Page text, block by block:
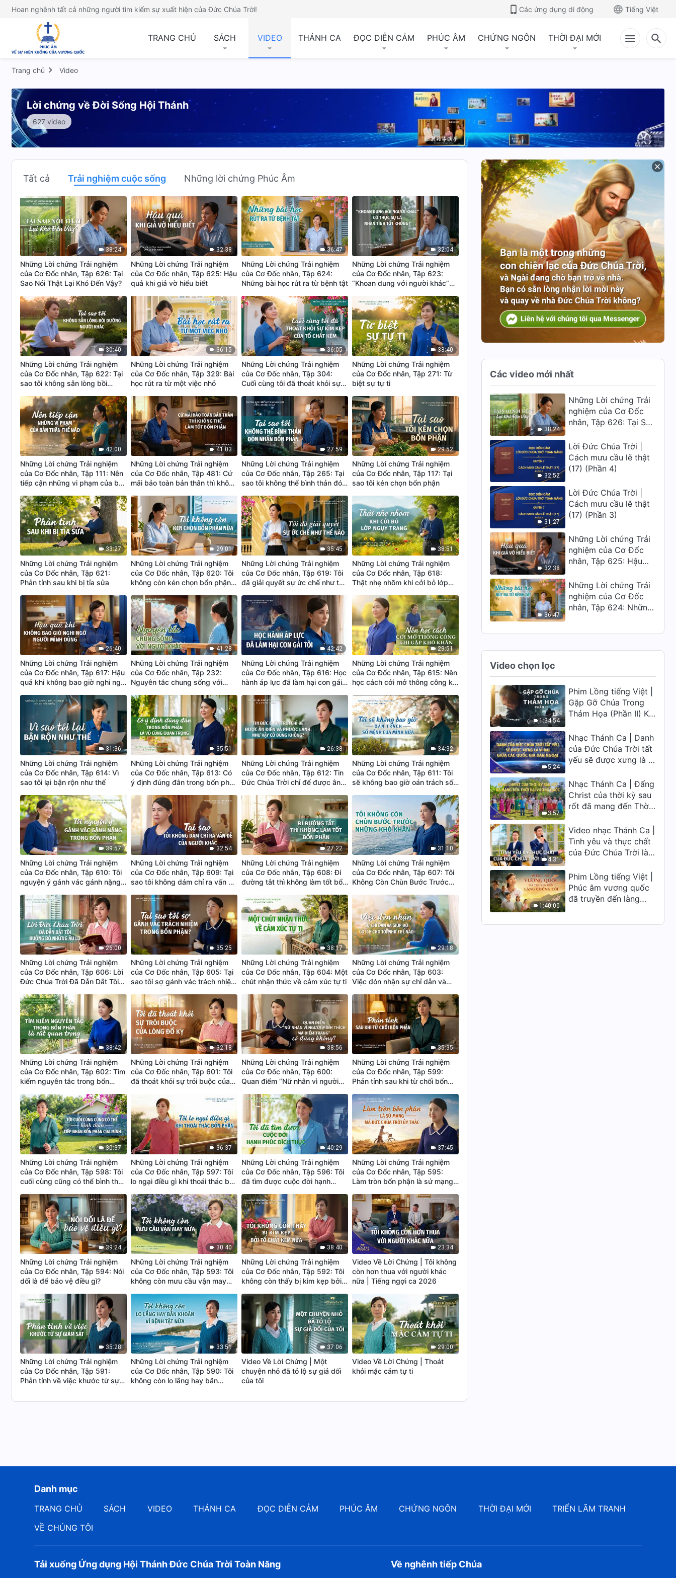
Hoan nghênh tất cả những người tìm kiếm sự xuất hiện của Đức Chúa Trời! Các ứng dụng di động Tiếng Việt
TRANG CHỦ SÁCH VIDEO THÁNH CA ĐỌC DIỄN CẢM PHÚC ÂM CHỨNG NGÔN THỜI ĐẠI MỚI
Trang chủ Video
Lời chứng về Đời Sống Hội Thánh
627 video
Tất cả Trải nghiệm cuộc sống Những lời chứng Phúc Âm
38:24
Những Lời chứng Trải nghiệm
của Cơ Đốc nhân, Tập 626: Tại
Sao Nói Thật Lại Khó Đến Vậy?
32:38
Những Lời chứng Trải nghiệm
của Cơ Đốc nhân, Tập 625: Hậu
quả khi giả vờ hiểu biết
36:47
Những Lời chứng Trải nghiệm
của Cơ Đốc nhân, Tập 624:
Những bài học rút ra từ bệnh tật
32:04
Những Lời chứng Trải nghiệm
của Cơ Đốc nhân, Tập 623:
“Khoan dung với người khác”
không?
30:40
Những Lời chứng Trải nghiệm
của Cơ Đốc nhân, Tập 622: Tại
sao tôi không sẵn lòng bồi
36:15
Những Lời chứng Trải nghiệm
của Cơ Đốc nhân, Tập 329: Bài
học rút ra từ một việc nhỏ
36:05
Những Lời chứng Trải nghiệm
của Cơ Đốc nhân, Tập 304:
Cuối cùng tôi đã thoát khỏi sự
38:40
Những Lời chứng Trải nghiệm
của Cơ Đốc nhân, Tập 271: Từ
biệt sự tự ti
42:00
Những Lời chứng Trải nghiệm
của Cơ Đốc nhân, Tập 111: Nên
tiếp cận những vi phạm của bản
41:03
Những Lời chứng Trải nghiệm
của Cơ Đốc nhân, Tập 481: Cứ
mãi bảo toàn bản thân thì không
27:59
Những Lời chứng Trải nghiệm
của Cơ Đốc nhân, Tập 265: Tại
sao tôi không thể bình thản đón
29:52
Những Lời chứng Trải nghiệm
của Cơ Đốc nhân, Tập 117: Tại
sao tôi kén chọn bổn phận
33:27
Những Lời chứng Trải nghiệm
của Cơ Đốc nhân, Tập 621:
Phản tỉnh sau khi bị tỉa sửa
29:01
Những Lời chứng Trải nghiệm
của Cơ Đốc nhân, Tập 620: Tôi
không còn kén chọn bổn phận
35:45
Những Lời chứng Trải nghiệm
của Cơ Đốc nhân, Tập 619: Tôi
đã giải quyết sự ức chế như thế
38:51
Những Lời chứng Trải nghiệm
của Cơ Đốc nhân, Tập 618:
Thật nhẹ nhõm khi cởi bỏ lớp
26:40
Những Lời chứng Trải nghiệm
của Cơ Đốc nhân, Tập 617: Hậu
quả khi không bao giờ nghi ngờ
41:28
Những Lời chứng Trải nghiệm
của Cơ Đốc nhân, Tập 232:
Nguyên tắc chung sống với
42:42
Những Lời chứng Trải nghiệm
của Cơ Đốc nhân, Tập 616: Học
hành áp lực đã làm hại con gái
29:51
Những Lời chứng Trải nghiệm
của Cơ Đốc nhân, Tập 615: Nên
học cách cởi mở thông công khi
31:36
Những Lời chứng Trải nghiệm
của Cơ Đốc nhân, Tập 614: Vì
sao tôi lại bận rộn như thế
35:51
Những Lời chứng Trải nghiệm
của Cơ Đốc nhân, Tập 613: Có
ý định đúng đắn trong bổn phận
26:38
Những Lời chứng Trải nghiệm
của Cơ Đốc nhân, Tập 612: Tin
Đức Chúa Trời chỉ để được ân
đúng không?
34:32
Những Lời chứng Trải nghiệm
của Cơ Đốc nhân, Tập 611: Tôi
sẽ không bao giờ oán trách số
39:57
Những Lời chứng Trải nghiệm
của Cơ Đốc nhân, Tập 610: Tôi
nguyện ý gánh vác gánh nặng
32:54
Những Lời chứng Trải nghiệm
của Cơ Đốc nhân, Tập 609: Tại
sao tôi không dám chỉ ra vấn đề
27:22
Những Lời chứng Trải nghiệm
của Cơ Đốc nhân, Tập 608: Đi
đường tắt thì không làm tốt bổn
31:10
Những Lời chứng Trải nghiệm
của Cơ Đốc nhân, Tập 607: Tôi
Không Còn Chùn Bước Trước
26:00
Những Lời chứng Trải nghiệm
của Cơ Đốc nhân, Tập 606: Lời
Đức Chúa Trời Đã Dẫn Dắt Tôi
35:25
Những Lời chứng Trải nghiệm
của Cơ Đốc nhân, Tập 605: Tại
sao tôi sợ gánh vác trách nhiệm
38:17
Những Lời chứng Trải nghiệm
của Cơ Đốc nhân, Tập 604: Một
chút nhận thức về cảm xúc tự ti
29:18
Những Lời chứng Trải nghiệm
của Cơ Đốc nhân, Tập 603:
Việc đón nhận sự chỉ dẫn và
nào
38:42
Những Lời chứng Trải nghiệm
của Cơ Đốc nhân, Tập 602: Tìm
kiếm nguyên tắc trong bổn
32:18
Những Lời chứng Trải nghiệm
của Cơ Đốc nhân, Tập 601: Tôi
đã thoát khỏi sự trói buộc của
38:56
Những Lời chứng Trải nghiệm
của Cơ Đốc nhân, Tập 600:
Quan điểm “Nữ nhân vì người
đúng không?
35:35
Những Lời chứng Trải nghiệm
của Cơ Đốc nhân, Tập 599:
Phản tỉnh sau khi từ chối bổn
30:37
Những Lời chứng Trải nghiệm
của Cơ Đốc nhân, Tập 598: Tôi
cuối cùng cũng có thể bình thản
36:37
Những Lời chứng Trải nghiệm
của Cơ Đốc nhân, Tập 597: Tôi
lo ngại điều gì khi thoái thác bổn
40:29
Những Lời chứng Trải nghiệm
của Cơ Đốc nhân, Tập 596: Tôi
đã tìm được cuộc đời hạnh
37:45
Những Lời chứng Trải nghiệm
của Cơ Đốc nhân, Tập 595:
Làm tròn bổn phận là sứ mạng
39:24
Những Lời chứng Trải nghiệm
của Cơ Đốc nhân, Tập 594: Nói
dối là để bảo vệ điều gì?
30:40
Những Lời chứng Trải nghiệm
của Cơ Đốc nhân, Tập 593: Tôi
không còn mưu cầu vận may
38:40
Những Lời chứng Trải nghiệm
của Cơ Đốc nhân, Tập 592: Tôi
không còn thấy bị kìm kẹp bởi
23:34
Video Về Lời Chứng | Tôi không
còn hơn thua với người khác
nữa | Tiếng ngợi ca 2026
35:28
Những Lời chứng Trải nghiệm
của Cơ Đốc nhân, Tập 591:
Phản tỉnh về việc khước từ sự
33:51
Những Lời chứng Trải nghiệm
của Cơ Đốc nhân, Tập 590: Tôi
không còn lo lắng hay băn
37:06
Video Về Lời Chứng | Một
chuyện nhỏ đã tỏ lộ sự giả dối
của tôi
29:00
Video Về Lời Chứng | Thoát
khỏi mặc cảm tự ti
Các video mới nhất
38:24
Những Lời chứng Trải
nghiệm của Cơ Đốc
nhân, Tập 626: Tại Sao
Vậy?
32:52
Lời Đức Chúa Trời |
Cách mưu cầu lẽ thật
(17) (Phần 4)
31:27
Lời Đức Chúa Trời |
Cách mưu cầu lẽ thật
(17) (Phần 3)
32:38
Những Lời chứng Trải
nghiệm của Cơ Đốc
nhân, Tập 625: Hậu
biết
36:47
Những Lời chứng Trải
nghiệm của Cơ Đốc
nhân, Tập 624: Những
Video chọn lọc
1:34:54
Phim Lồng tiếng Việt |
Gặp Gỡ Chúa Trong
Thảm Họa (Phần II) Khi
Đất ập đến, ai có thể
có được sự cứu rỗi
của Chúa?
5:24
Nhạc Thánh Ca | Danh
của Đức Chúa Trời tất
yếu sẽ được xưng là vĩ
dân ngoại | Hợp
Xướng Phúc Âm |
Tiếng ngợi ca 2026
3:57
Nhạc Thánh Ca | Đấng
Christ của thời kỳ sau
rốt đã mang đến Thời
Xướng Phúc Âm |
Tiếng ngợi ca 2026
4:31
Video nhạc Thánh Ca |
Tình yêu và thực chất
của Đức Chúa Trời là
1:40:00
Phim Lồng tiếng Việt |
Phúc âm vương quốc
đã truyền đến làng
Danh mục
TRANG CHỦ SÁCH VIDEO THÁNH CA ĐỌC DIỄN CẢM PHÚC ÂM CHỨNG NGÔN THỜI ĐẠI MỚI
TRIỂN LÃM TRANH
VỀ CHÚNG TÔI
Tải xuống Ứng dụng Hội Thánh Đức Chúa Trời Toàn Năng Về nghênh tiếp Chúa